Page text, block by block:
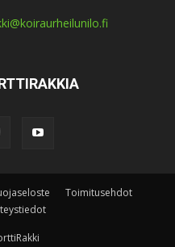
Toimitusehdot